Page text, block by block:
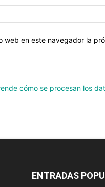
web en este navegador la
cómo se procesan los
ENTRADAS